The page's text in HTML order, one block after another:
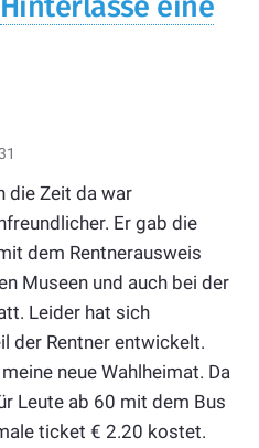
die Zeit da war
Er gab die
dem Rentnerausweis
Museen und auch bei der
Leider hat sich
der Rentner entwickelt.
neue Wahlheimat. Da
Leute ab 60 mit dem Bus
ticket € 2.20 kostet.